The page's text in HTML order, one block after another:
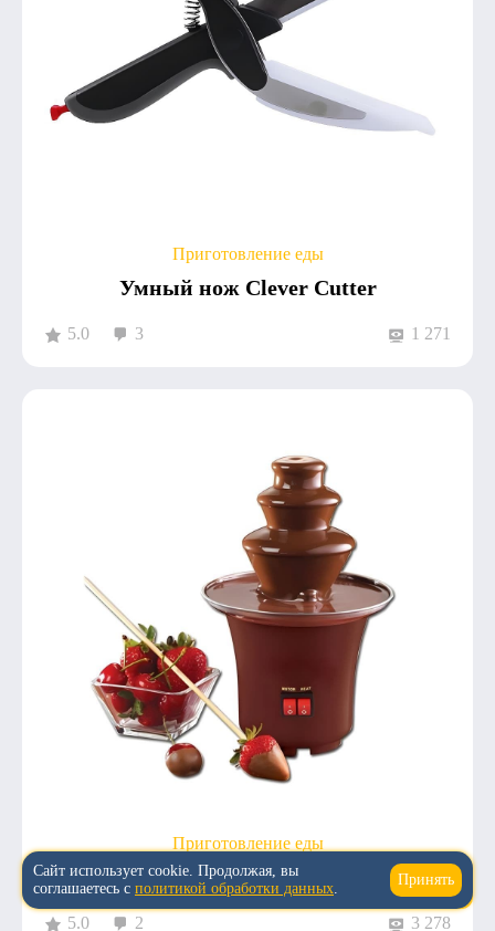
Приготовление еды
Умный нож Clever Cutter
5.0 3 1 271
Приготовление еды
Шоколадный фонтан Chocolate Fondue
5.0 2 3 278
↑
Сайт использует cookie. Продолжая, вы
соглашаетесь с политикой обработки данных.
Принять